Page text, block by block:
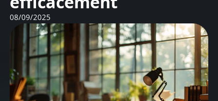
08/09/2025